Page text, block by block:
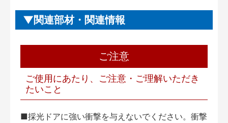
関連部材・関連情報
ご注意
ご使用にあたり、ご注意・ご理解いただき
たいこと
■採光ドアに強い衝撃を与えないでください。衝撃